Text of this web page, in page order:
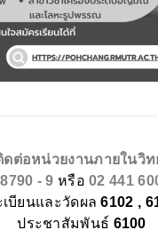
ต่อหน่วยงานภายในวิท
- 9 หรือ 02 441
เบียนและวัดผล6102 ,
ประชาสัมพันธ์ 6100